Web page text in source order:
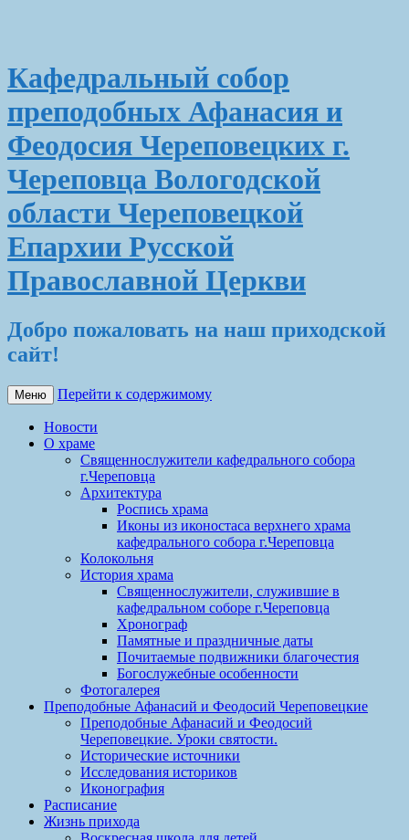
Кафедральный собор
преподобных Афанасия и
Феодосия Череповецких г.
Череповца Вологодской
области Череповецкой
Епархии Русской
Православной Церкви
Добро пожаловать на наш приходской
сайт!
Меню Перейти к содержимому
Новости
О храме
Священнослужители кафедрального собора
г.Череповца
Архитектура
Роспись храма
Иконы из иконостаса верхнего храма
кафедрального собора г.Череповца
Колокольня
История храма
Священнослужители, служившие в
кафедральном соборе г.Череповца
Хронограф
Памятные и праздничные даты
Почитаемые подвижники благочестия
Богослужебные особенности
Фотогалерея
Преподобные Афанасий и Феодосий Череповецкие
Преподобные Афанасий и Феодосий
Череповецкие. Уроки святости.
Исторические источники
Исследования историков
Иконография
Расписание
Жизнь прихода